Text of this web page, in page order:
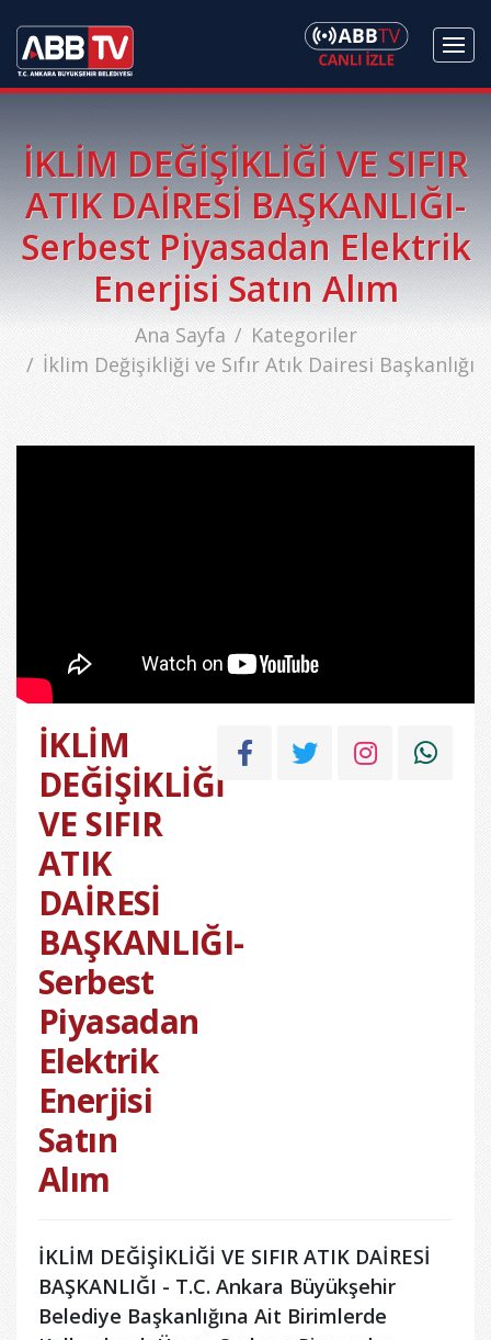
İKLİM DEĞİŞİKLİĞİ VE SIFIR
ATIK DAİRESİ BAŞKANLIĞI-
Serbest Piyasadan Elektrik
Enerjisi Satın Alım
Ana Sayfa
Kategoriler
İklim Değişikliği ve Sıfır Atık Dairesi Başkanlığı
İKLİM
DEĞİŞİKLİĞİ
VE SIFIR
ATIK
DAİRESİ
BAŞKANLIĞI-
Serbest
Piyasadan
Elektrik
Enerjisi
Satın
Alım
İKLİM DEĞİŞİKLİĞİ VE SIFIR ATIK DAİRESİ
BAŞKANLIĞI - T.C. Ankara Büyükşehir
Belediye Başkanlığına Ait Birimlerde